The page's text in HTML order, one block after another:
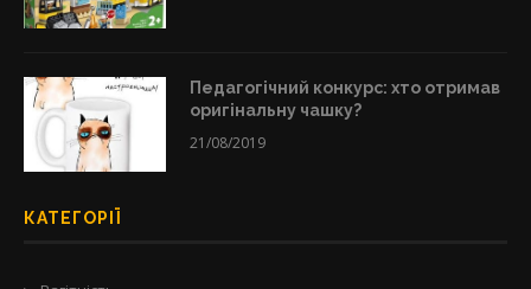
Педагогічний конкурс: хто отримав
оригінальну чашку?
21/08/2019
КАТЕГОРІЇ